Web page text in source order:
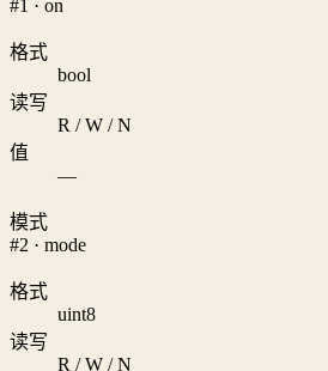
#1 · on
格式
bool
读写
R / W / N
值
—
模式
#2 · mode
格式
uint8
读写
R / W / N